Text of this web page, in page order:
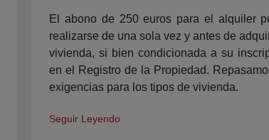
El abono de 250 euros para el alquiler
realizarse de una sola vez y antes de
vivienda, si bien condicionada a su
en el Registro de la Propiedad.
exigencias para los tipos de vivienda.
Seguir Leyendo